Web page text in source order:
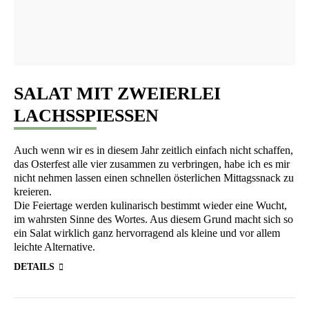
SALAT MIT ZWEIERLEI
LACHSSPIESSEN
Auch wenn wir es in die­sem Jahr zeit­lich ein­fach nicht schaf­fen,
das Oster­fest alle vier zusam­men zu ver­brin­gen, habe ich es mir
nicht neh­men las­sen einen schnel­len öster­li­chen Mit­tags­snack zu
kreieren.
Die Fei­er­ta­ge wer­den kuli­na­risch bestimmt wie­der eine Wucht,
im wahrs­ten Sin­ne des Wor­tes. Aus die­sem Grund macht sich so
ein Salat wirk­lich ganz her­vor­ra­gend als klei­ne und vor allem
leich­te Alternative.
DETAILS